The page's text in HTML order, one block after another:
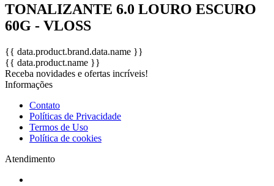
TONALIZANTE 6.0 LOURO ESCURO
60G - VLOSS
{{ data.product.brand.data.name }}
{{ data.product.name }}
Receba novidades e ofertas incríveis!
Informações
Contato
Políticas de Privacidade
Termos de Uso
Política de cookies
Atendimento